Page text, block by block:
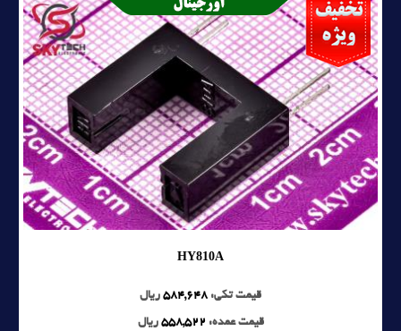
HY810A
قیمت تکی: 584,648 ریال
قیمت عمده: 558,522 ریال